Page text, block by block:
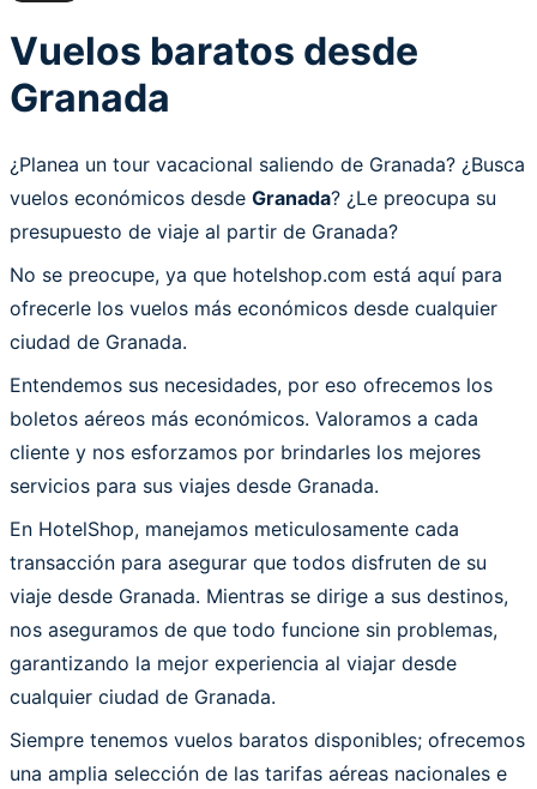
Vuelos baratos desde
Granada
¿Planea un tour vacacional saliendo de Granada? ¿Busca
vuelos económicos desde Granada? ¿Le preocupa su
presupuesto de viaje al partir de Granada?
No se preocupe, ya que hotelshop.com está aquí para
ofrecerle los vuelos más económicos desde cualquier
ciudad de Granada.
Entendemos sus necesidades, por eso ofrecemos los
boletos aéreos más económicos. Valoramos a cada
cliente y nos esforzamos por brindarles los mejores
servicios para sus viajes desde Granada.
En HotelShop, manejamos meticulosamente cada
transacción para asegurar que todos disfruten de su
viaje desde Granada. Mientras se dirige a sus destinos,
nos aseguramos de que todo funcione sin problemas,
garantizando la mejor experiencia al viajar desde
cualquier ciudad de Granada.
Siempre tenemos vuelos baratos disponibles; ofrecemos
una amplia selección de las tarifas aéreas nacionales e